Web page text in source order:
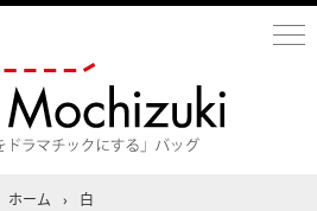
ホーム › 白